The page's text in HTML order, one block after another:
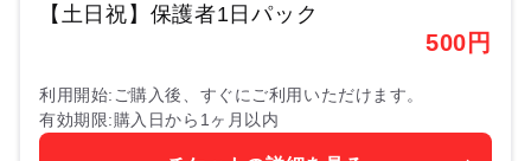
【土日祝】保護者1日パック
500 円
利用開始 ご購入後、すぐにご利用いただけます。
有効期限 購入日から1ヶ月以内